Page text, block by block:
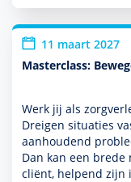
11 maart 2027
Masterclass:
Werk jij als
Dreigen situaties
aanhoudend
Dan kan een
cliënt, helpend